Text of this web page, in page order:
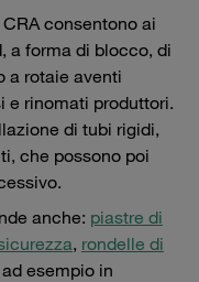
CRA consentono ai
a forma di blocco, di
a rotaie aventi
e rinomati produttori.
di tubi rigidi,
che possono poi
anche: piastre di
, rondelle di
ad esempio in